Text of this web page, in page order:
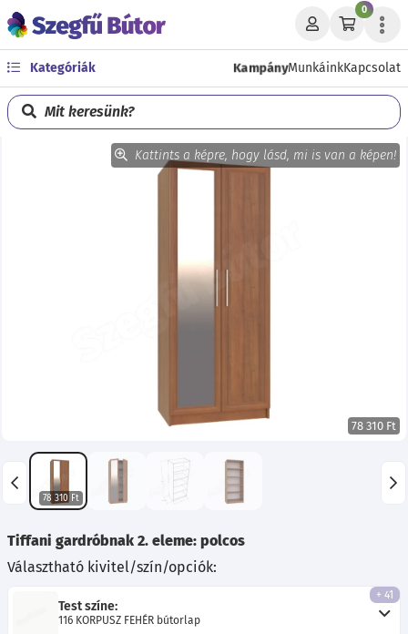
0
Kategóriák KampányMunkáinkKapcsolat
Mit keresünk?
Kattints a képre, hogy lásd, mi is van a képen!
78 310 Ft
78 310 Ft
Tiffani gardróbnak 2. eleme: polcos
Választható kivitel/szín/opciók:
Test színe:
116 KORPUSZ FEHÉR bútorlap
+ 41